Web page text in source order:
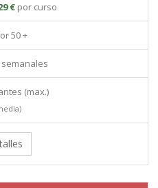
€ por curso
50 +
(max.)